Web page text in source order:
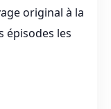
original à la
épisodes les